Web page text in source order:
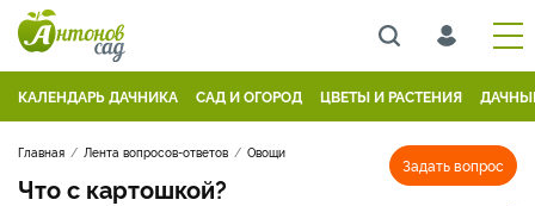
КАЛЕНДАРЬ ДАЧНИКА САД И ОГОРОД ЦВЕТЫ И РАСТЕНИЯ
Задать вопрос
Главная Лента вопросов-ответов Овощи
Что с картошкой?